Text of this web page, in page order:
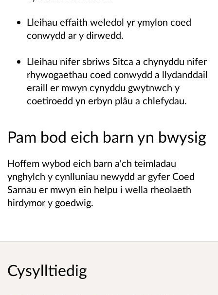
Lleihau effaith weledol yr ymylon coed
conwydd ar y dirwedd.
Lleihau nifer sbriws Sitca a chynyddu nifer
rhywogaethau coed conwydd a llydanddail
eraill er mwyn cynyddu gwytnwch y
coetiroedd yn erbyn plâu a chlefydau.
Pam bod eich barn yn bwysig
Hoffem wybod eich barn a'ch teimladau
ynghylch y cynlluniau newydd ar gyfer Coed
Sarnau er mwyn ein helpu i wella rheolaeth
hirdymor y goedwig.
Cysylltiedig